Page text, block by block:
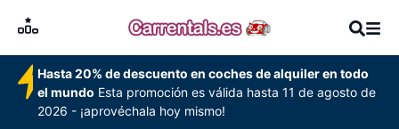
Hasta 20% de descuento en coches de alquiler en todo
el mundo Esta promoción es válida hasta 11 de agosto de
2026 - ¡aprovéchala hoy mismo!